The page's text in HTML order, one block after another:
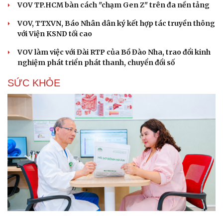
VOV TP.HCM bàn cách "chạm Gen Z" trên đa nền tảng
VOV, TTXVN, Báo Nhân dân ký kết hợp tác truyền thông
với Viện KSND tối cao
VOV làm việc với Đài RTP của Bồ Đào Nha, trao đổi kinh
nghiệm phát triển phát thanh, chuyển đổi số
SỨC KHỎE